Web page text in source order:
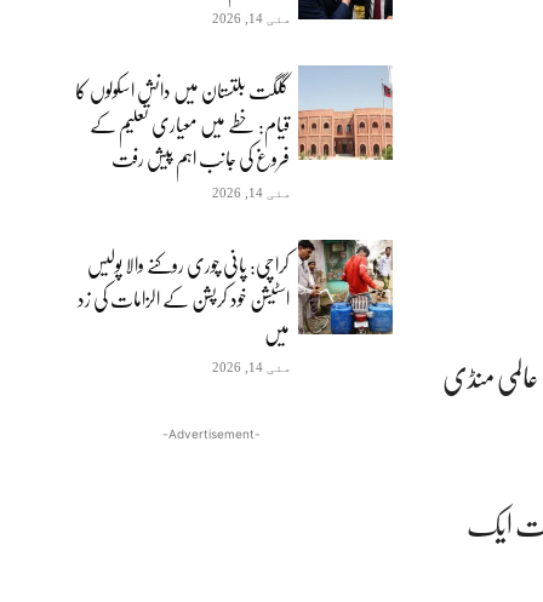
مئی 14, 2026
گلگت بلتستان میں دانش اسکولوں کا
قیام: خطے میں معیاری تعلیم کے
فروغ کی جانب اہم پیش رفت
مئی 14, 2026
کراچی: پانی چوری روکنے والا پولیس
اسٹیشن خود کرپشن کے الزامات کی زد
میں
مئی 14, 2026
-Advertisement-
منڈی
ایک